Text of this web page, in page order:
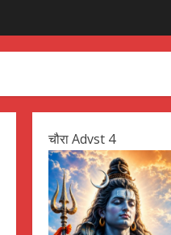
चौरा Advst 4